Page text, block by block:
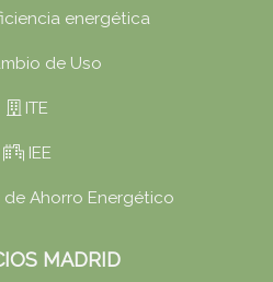
energética
de Uso
ITE
IEE
Ahorro Energético
MADRID